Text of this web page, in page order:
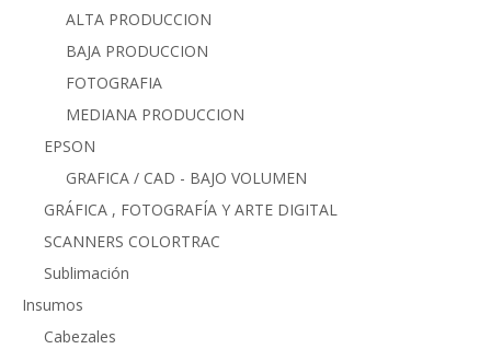
ALTA PRODUCCION
BAJA PRODUCCION
FOTOGRAFIA
MEDIANA PRODUCCION
EPSON
GRAFICA / CAD - BAJO VOLUMEN
GRÁFICA , FOTOGRAFÍA Y ARTE DIGITAL
SCANNERS COLORTRAC
Sublimación
Insumos
Cabezales